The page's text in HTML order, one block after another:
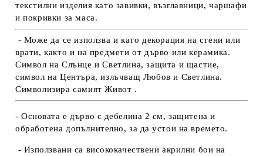
текстилни изделия като завивки, възглавници, чаршафи
и покривки за маса.
- Може да се използва и като декорация на стени или
врати, както и на предмети от дърво или керамика.
Символ на Слънце и Светлина, защита и щастие,
символ на Центъра, излъчващ Любов и Светлина.
Символизира самият Живот .
- Основата е дърво с дебелина 2 см, защитена и
обработена допълнително, за да устои на времето.
- Използвани са висококачествени акрилни бои на